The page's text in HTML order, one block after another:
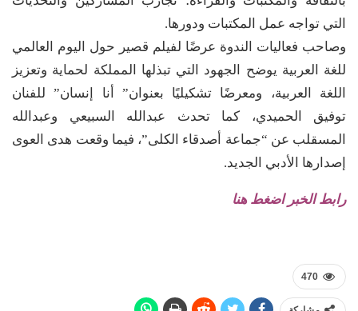
التي تواجه عمل المكتبات ودورها.
وصاحب فعاليات الندوة عرضًا لفيلم قصير حول اليوم العالمي
للغة العربية يوضح الجهود التي تبذلها المملكة لحماية وتعزيز
اللغة العربية، ومعرضًا تشكيليًا بعنوان” أنا إنسان” للفنان
توفيق الحميدي، كما تحدث عبدالله السبيعي وعبدالله
المسقلب عن “جماعة أصدقاء الكلى”، فيما وقعت هدى العوى
إصدارها الأدبي الجديد.
رابط الخبر اضغط هنا
470